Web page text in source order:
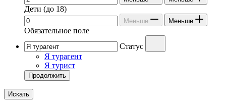
Дети (до 18)
Меньше Меньше
Обязательное поле
Статус
Я турагент
Я турист
Продолжить
Искать